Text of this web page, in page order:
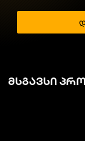
მსგავსი